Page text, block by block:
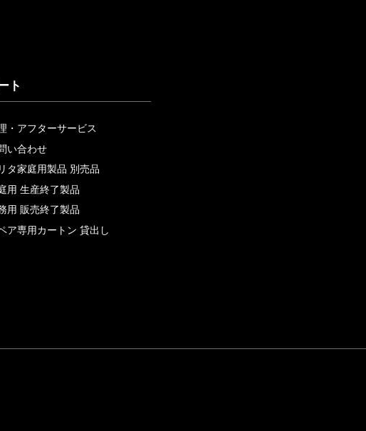
ト
・アフターサービス
い合わせ
タ家庭用製品 別売品
用 生産終了製品
用 販売終了製品
ア専用カートン 貸出し